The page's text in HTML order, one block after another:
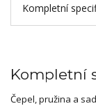
Kompletní
Kompletní
Čepel, pružina a